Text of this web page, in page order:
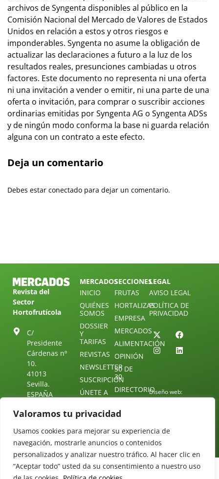
Valoramos tu privacidad
Usamos cookies para mejorar su experiencia de
navegación, mostrarle anuncios o contenidos
personalizados y analizar nuestro tráfico. Al hacer clic en
“Aceptar todo” usted da su consentimiento a nuestro uso
archivos de Syngenta disponibles al público en la
Comisión Nacional del Mercado de Valores de Estados
Unidos en relación a estos y otros riesgos e
imponderables. Syngenta no asume la obligación de
actualizar las declaraciones a futuro a la luz de los
resultados reales, presunciones cambiadas u otros
factores. Este documento no representa ni una oferta
ni una invitación a vender o emitir, ni una parte de una
oferta o invitación, para comprar o suscribir acciones
ordinarias emitidas por Syngenta AG o Syngenta ADSs
y de ningún modo conforma la base ni guarda relación
alguna con un contrato a este efecto.
Deja un comentario
Debes estar conectado para dejar un comentario.
Revista del
Sector
Hortofrutícola
C/
Presidente
Cárdenas nº
10.
41013
Sevilla.
ESPAÑA
25 88 51
redaccion@revistamercados.com
MERCADOS
INICIO
QUIÉNES
SOMOS
DOSSIER
Y
TARIFAS
REVISTAS
NEWSLETTER
SUSCRIPCIÓN
ÚNETE A
NUESTRO
SECCIONES
FRUTAS
HORTALIZAS
EMPRESA
MERCADOS
ALIMENTACIÓN
OPINIÓN
30 DE
30
DIRECTORIO
LEGAL
AVISO LEGAL
POLÍTICA DE
PRIVACIDAD
Diseño web: